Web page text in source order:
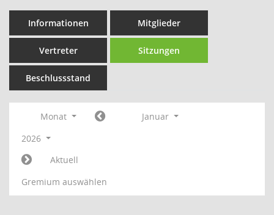
Informationen Mitglieder
Vertreter Sitzungen
Beschlussstand
Monat
Januar
2026
Aktuell
Gremium auswählen